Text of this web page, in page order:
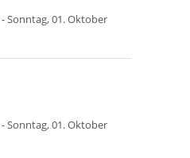
- Sonntag, 01. Oktober
- Sonntag, 01. Oktober